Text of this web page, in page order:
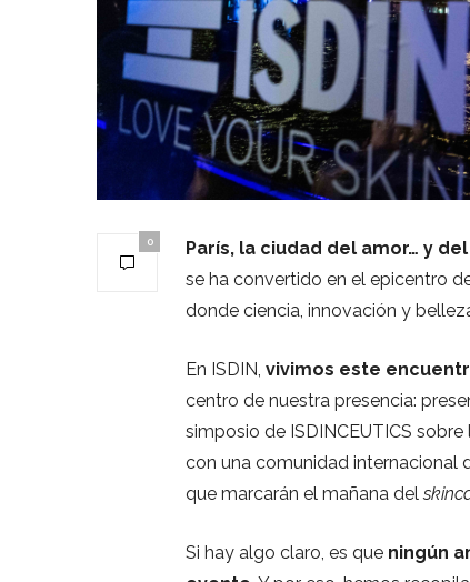
0 París, la ciudad del amor… y
se ha convertido en el epicentro
donde ciencia, innovación y
En ISDIN, vivimos este
centro de nuestra presencia:
simposio de ISDINCEUTICS
con una comunidad internacional
que marcarán el mañana del
Si hay algo claro, es que ningún